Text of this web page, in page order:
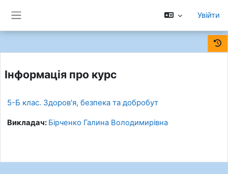
Увійти
Інформація про курс
5-Б клас. Здоров'я, безпека та добробут
Викладач: Бірченко Галина Володимирівна